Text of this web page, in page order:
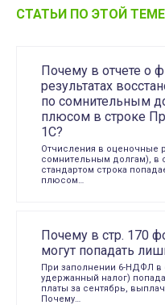
СТАТЬИ ПО ЭТОЙ ТЕМЕ
Почему в отчете о
результатах
по сомнительным
плюсом в строке
1С?
Отчисления в оценочные
сомнительным долгам), в
стандартом строка
плюсом…
Почему в стр. 170
могут попадать
При заполнении 6-НДФЛ в
удержанный налог)
платы за сентябрь,
Почему…